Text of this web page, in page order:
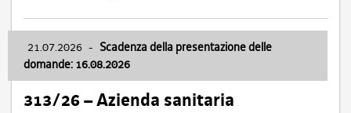
21.07.2026 - Scadenza della presentazione delle
domande: 16.08.2026
313/26 – Azienda sanitaria